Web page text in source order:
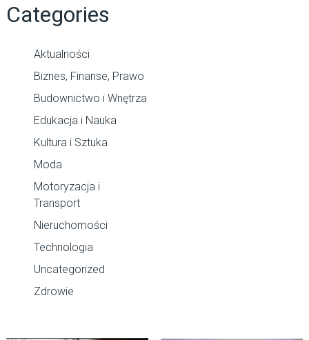
Categories
Aktualności
Biznes, Finanse, Prawo
Budownictwo i Wnętrza
Edukacja i Nauka
Kultura i Sztuka
Moda
Motoryzacja i
Transport
Nieruchomości
Technologia
Uncategorized
Zdrowie